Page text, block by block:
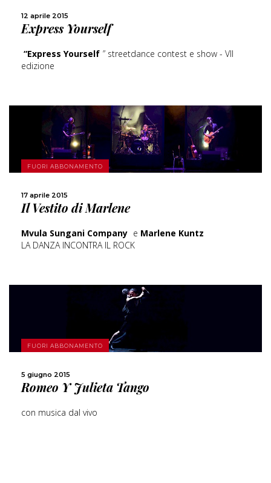
12 aprile 2015
Express Yourself
“Express Yourself ” streetdance contest e show - VII
edizione
FUORI ABBONAMENTO
17 aprile 2015
Il Vestito di Marlene
Mvula Sungani Company e Marlene Kuntz
LA DANZA INCONTRA IL ROCK
SCOPRI DI PIÙ
FUORI ABBONAMENTO
5 giugno 2015
Romeo Y Julieta Tango
con musica dal vivo
SCOPRI DI PIÙ